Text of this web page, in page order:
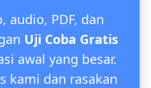
audio, PDF, dan
Uji Coba Gratis
awal yang besar.
kami dan rasakan